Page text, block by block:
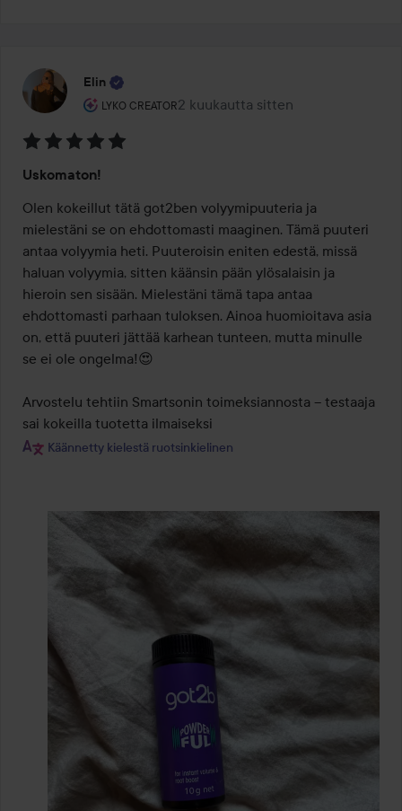
Elin
LYKO CREATOR
Käyttäjän rooli: Lyko Creator.
2 kuukautta sitten
Viesti luotiin 2 kuukautta sitten
5
/
5
Uskomaton!
Olen kokeillut tätä got2ben volyymipuuteria ja
mielestäni se on ehdottomasti maaginen. Tämä puuteri
antaa volyymia heti. Puuteroisin eniten edestä, missä
haluan volyymia, sitten käänsin pään ylösalaisin ja
hieroin sen sisään. Mielestäni tämä tapa antaa
ehdottomasti parhaan tuloksen. Ainoa huomioitava asia
on, että puuteri jättää karhean tunteen, mutta minulle
se ei ole ongelma!😍
Arvostelu tehtiin Smartsonin toimeksiannosta – testaaja
sai kokeilla tuotetta ilmaiseksi
Käännetty kielestä ruotsinkielinen